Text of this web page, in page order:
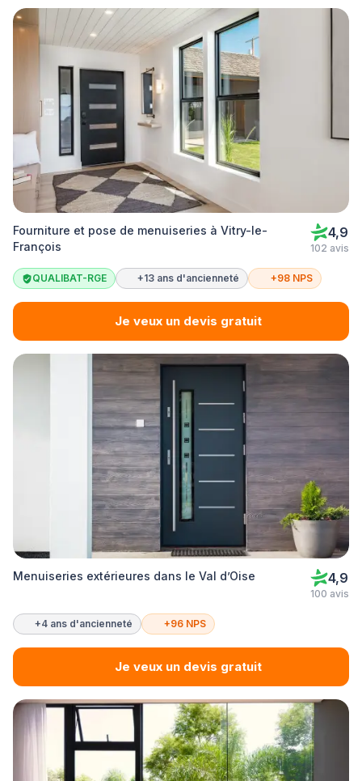
Fourniture et pose de menuiseries à Vitry-le-
François
4,9
102 avis
QUALIBAT-RGE +13 ans d'ancienneté +98 NPS
Je veux un devis gratuit
Menuiseries extérieures dans le Val d’Oise 4,9
100 avis
+4 ans d'ancienneté +96 NPS
Je veux un devis gratuit